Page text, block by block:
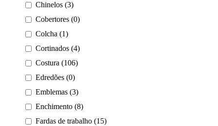
Chinelos (3)
Cobertores (0)
Colcha (1)
Cortinados (4)
Costura (106)
Edredões (0)
Emblemas (3)
Enchimento (8)
Fardas de trabalho (15)